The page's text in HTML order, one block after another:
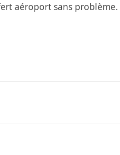
aéroport sans problème.